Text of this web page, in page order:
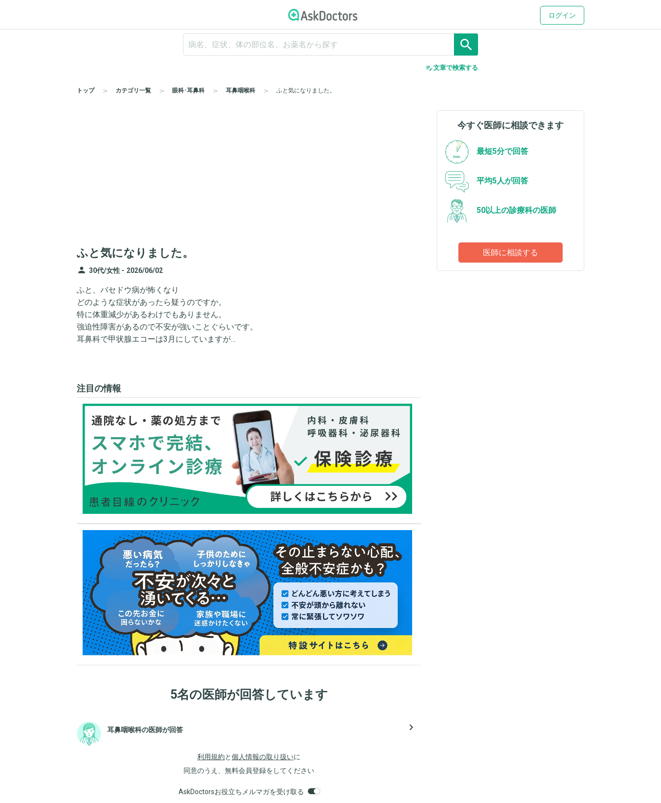
ログイン
search
edit_note文章で検索する
トップ カテゴリ一覧 眼科･耳鼻科 耳鼻咽喉科 ふと気になりました。
ふと気になりました。
person 30代/女性 - 2026/06/02
ふと、バセドウ病が怖くなり
どのような症状があったら疑うのですか。
特に体重減少があるわけでもありません。
強迫性障害があるので不安が強いことぐらいです。
耳鼻科で甲状腺エコーは3月にしていますが…
注目の情報
5名の医師が回答しています
耳鼻咽喉科の医師が回答 navigate_next
利用規約と個人情報の取り扱いに
同意のうえ、無料会員登録をしてください
AskDoctorsお役立ちメルマガを受け取る
今すぐ医師に相談できます
最短5分で回答
平均5人が回答
50以上の診療科の医師
医師に相談する